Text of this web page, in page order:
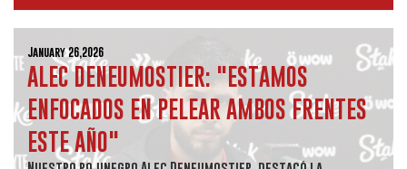
January 26,2026
ALEC DENEUMOSTIER: "ESTAMOS
ENFOCADOS EN PELEAR AMBOS FRENTES
ESTE AÑO"